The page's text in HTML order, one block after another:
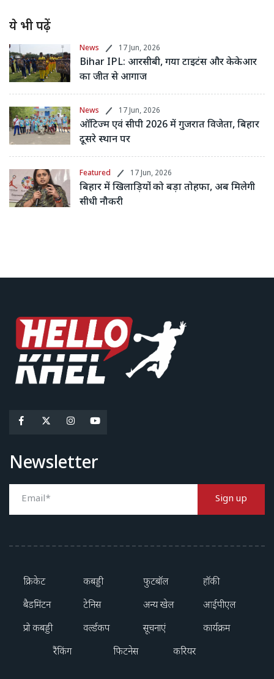
ये भी पढ़ें
News 17 Jun, 2026
Bihar IPL: आरसीबी, गया टाइटंस और केकेआर
का जीत से आगाज
News 17 Jun, 2026
ऑटिज्म एवं सीपी 2026 में गुजरात विजेता, बिहार
दूसरे स्थान पर
Featured 17 Jun, 2026
बिहार में खिलाड़ियों को बड़ा तोहफा, अब मिलेगी
सीधी नौकरी
Newsletter
Sign up
क्रिकेट कबड्डी फुटबॉल
हॉकी
बैडमिंटन
टेनिस अन्य खेल
आईपीएल
प्रो कबड्डी
वर्ल्डकप सूचनाएं
कार्यक्रम
रैंकिंग
फिटनेस करियर